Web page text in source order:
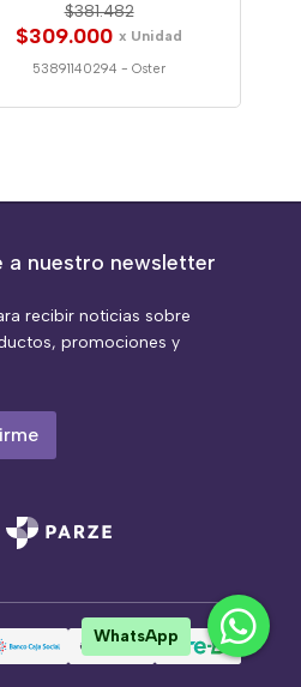
$381.482
$309.000 x Unidad
53891140294 -Oster
a nuestro newsletter
recibir noticias sobre
promociones y
WhatsApp